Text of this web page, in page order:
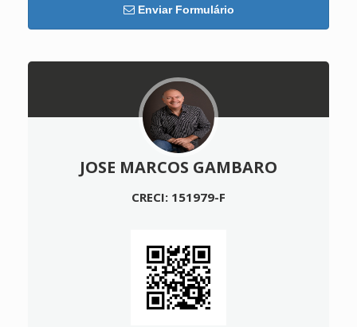
Enviar Formulário
JOSE MARCOS GAMBARO
CRECI: 151979-F